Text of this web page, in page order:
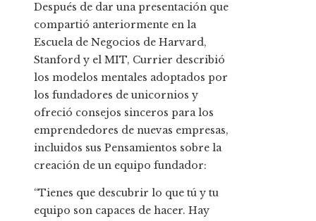
Después de dar una presentación que
compartió anteriormente en la
Escuela de Negocios de Harvard,
Stanford y el MIT, Currier describió
los modelos mentales adoptados por
los fundadores de unicornios y
ofreció consejos sinceros para los
emprendedores de nuevas empresas,
incluidos sus Pensamientos sobre la
creación de un equipo fundador:
“Tienes que descubrir lo que tú y tu
equipo son capaces de hacer. Hay